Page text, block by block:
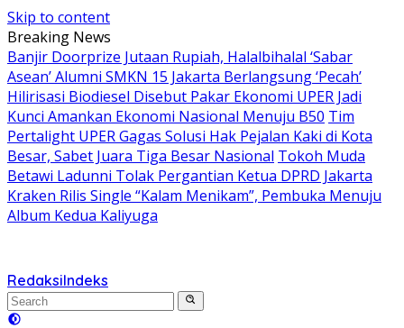
Skip to content
Breaking News
Banjir Doorprize Jutaan Rupiah, Halalbihalal ‘Sabar
Asean’ Alumni SMKN 15 Jakarta Berlangsung ‘Pecah’
Hilirisasi Biodiesel Disebut Pakar Ekonomi UPER Jadi
Kunci Amankan Ekonomi Nasional Menuju B50 Tim
Pertalight UPER Gagas Solusi Hak Pejalan Kaki di Kota
Besar, Sabet Juara Tiga Besar Nasional Tokoh Muda
Betawi Ladunni Tolak Pergantian Ketua DPRD Jakarta
Kraken Rilis Single “Kalam Menikam”, Pembuka Menuju
Album Kedua Kaliyuga
RedaksiIndeks